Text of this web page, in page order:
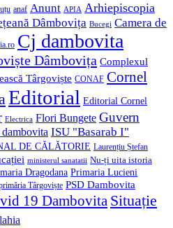
anaf Anunt APIA Arhiepiscopia
Dâmbovița Bucegi Camera de
Cj dambovita
Dâmbovița Complexul
Târgoviște CONAF Cornel
Editorial Editorial Cornel
Electrica Flori Bungete Guvern
ISU "Basarab I"
DE CĂLĂTORIE Laurențiu Ștefan
ministerul sanatatii Nu-ți uita istoria
Dragodana Primaria Lucieni
Târgoviște PSD Dambovita
19 Dambovita Situație